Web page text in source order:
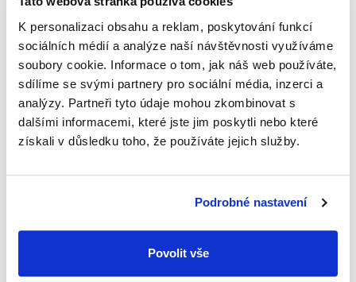
K personalizaci obsahu a reklam, poskytování funkcí
sociálních médií a analýze naší návštěvnosti využíváme
soubory cookie. Informace o tom, jak náš web používáte,
sdílíme se svými partnery pro sociální média, inzerci a
analýzy. Partneři tyto údaje mohou zkombinovat s
dalšími informacemi, které jste jim poskytli nebo které
získali v důsledku toho, že používáte jejich služby.
Podrobné nastavení
Povolit vše
Moderně zařízený a vybavený prostor je využíván
na besedy, pravidelné videovečery, soutěže a
podobné kulturní akce.